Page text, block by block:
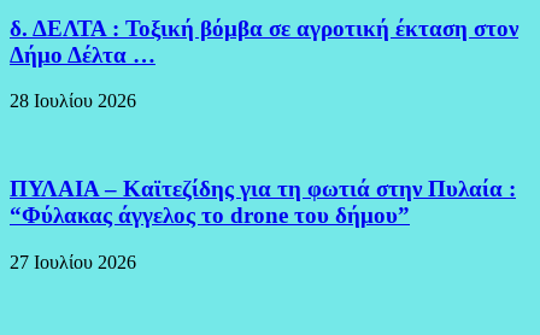
δ. ΔΕΛΤΑ : Τοξική βόμβα σε αγροτική έκταση στον
Δήμο Δέλτα …
28 Ιουλίου 2026
ΠΥΛΑΙΑ – Καϊτεζίδης για τη φωτιά στην Πυλαία :
“Φύλακας άγγελος το drone του δήμου”
27 Ιουλίου 2026